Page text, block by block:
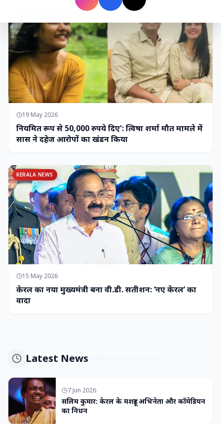
19 May 2026
नियमित रूप से 50,000 रुपये दिए': त्विषा शर्मा मौत मामले में
सास ने दहेज आरोपों का खंडन किया
KERALA NEWS
15 May 2026
केरल का नया मुख्यमंत्री बना वी.डी. सतीशन: ‘नए केरल’ का
वादा
Latest News
7 Jun 2026
सलिम कुमार: केरल के मशहूर अभिनेता और कॉमेडियन
का निधन